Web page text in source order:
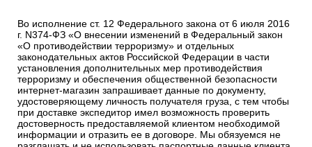
Во исполнение ст. 12 Федерального закона от 6 июля 2016
г. N374-ФЗ «О внесении изменений в Федеральный закон
«О противодействии терроризму» и отдельных
законодательных актов Российской Федерации в части
установления дополнительных мер противодействия
терроризму и обеспечения общественной безопасности
интернет-магазин запрашивает данные по документу,
удостоверяющему личность получателя груза, с тем чтобы
при доставке экспедитор имел возможность проверить
достоверность предоставляемой клиентом необходимой
информации и отразить ее в договоре. Мы обязуемся не